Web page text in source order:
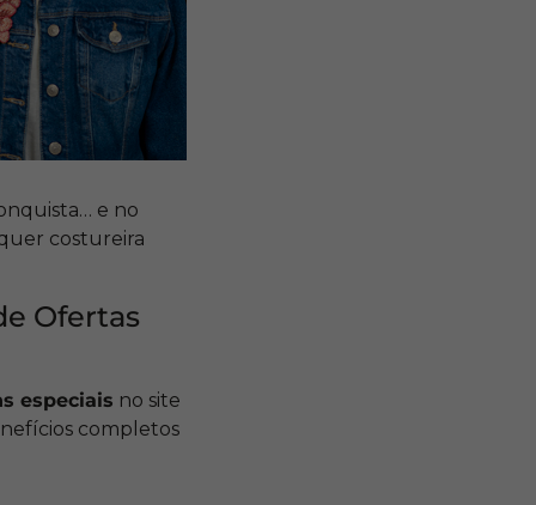
e no
costureira
Ofertas
especiais no site
completos